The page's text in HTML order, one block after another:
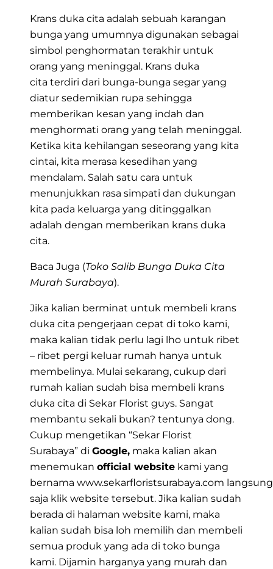
Krans duka cita adalah sebuah karangan
bunga yang umumnya digunakan sebagai
simbol penghormatan terakhir untuk
orang yang meninggal. Krans duka
cita terdiri dari bunga-bunga segar yang
diatur sedemikian rupa sehingga
memberikan kesan yang indah dan
menghormati orang yang telah meninggal.
Ketika kita kehilangan seseorang yang kita
cintai, kita merasa kesedihan yang
mendalam. Salah satu cara untuk
menunjukkan rasa simpati dan dukungan
kita pada keluarga yang ditinggalkan
adalah dengan memberikan krans duka
cita.
Baca Juga (Toko Salib Bunga Duka Cita
Murah Surabaya).
Jika kalian berminat untuk membeli krans
duka cita pengerjaan cepat di toko kami,
maka kalian tidak perlu lagi lho untuk ribet
– ribet pergi keluar rumah hanya untuk
membelinya. Mulai sekarang, cukup dari
rumah kalian sudah bisa membeli krans
duka cita di Sekar Florist guys. Sangat
membantu sekali bukan? tentunya dong.
Cukup mengetikan “Sekar Florist
Surabaya” di Google, maka kalian akan
menemukan official website kami yang
bernama www.sekarfloristsurabaya.com langsung
saja klik website tersebut. Jika kalian sudah
berada di halaman website kami, maka
kalian sudah bisa loh memilih dan membeli
semua produk yang ada di toko bunga
kami. Dijamin harganya yang murah dan